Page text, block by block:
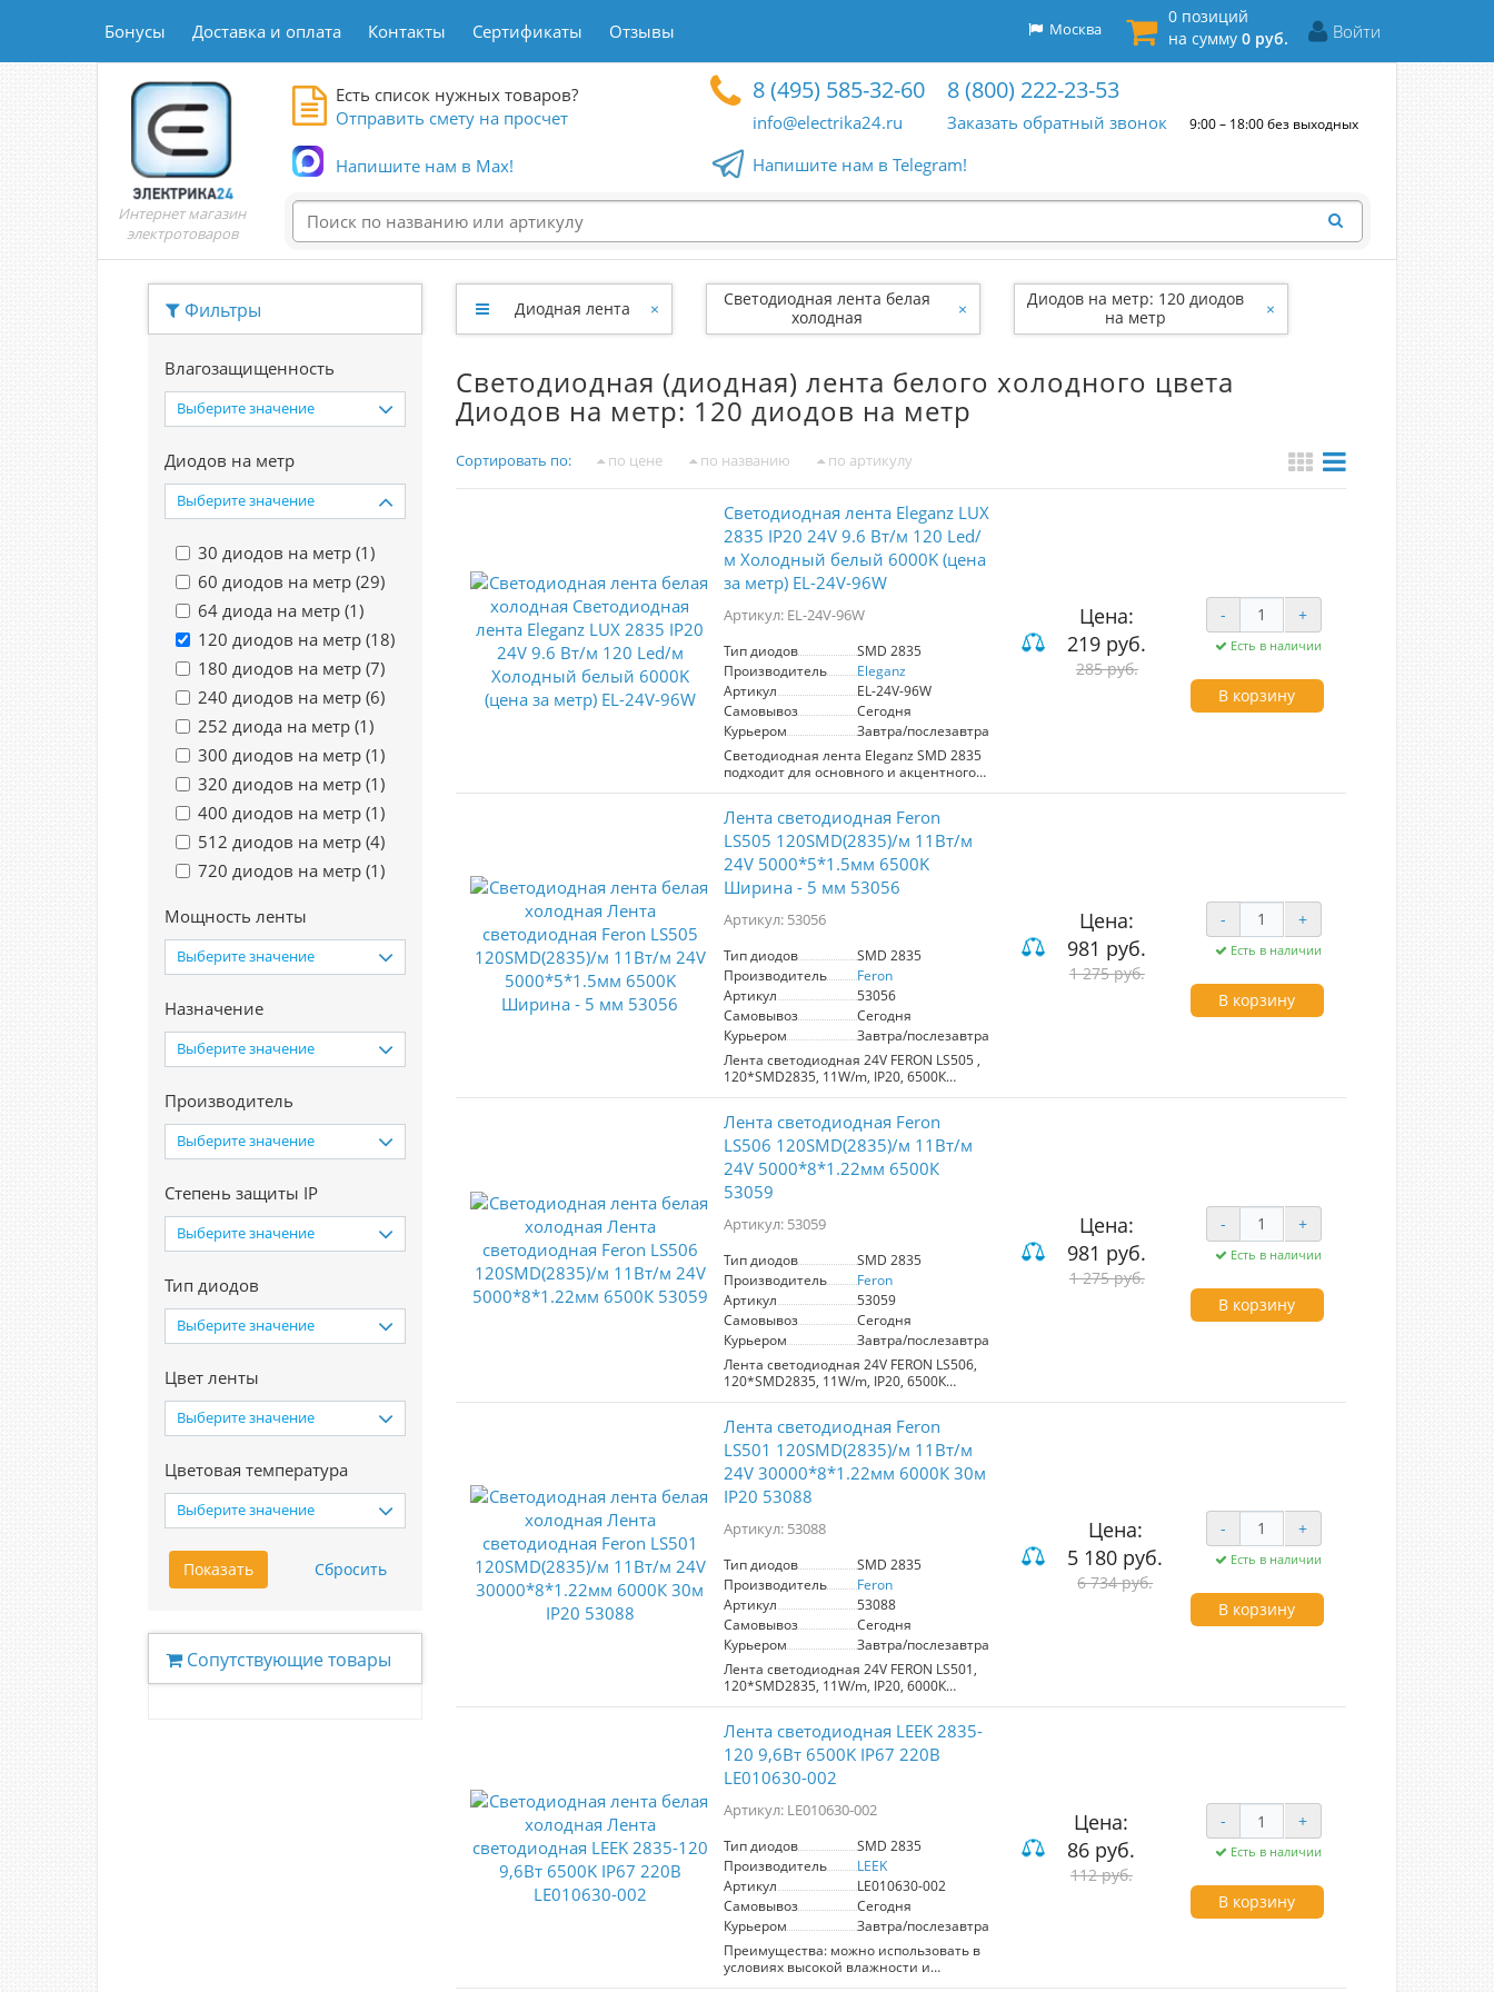
Бонусы Доставка и оплата Контакты Сертификаты Отзывы Войти
0 позиций
на сумму 0 руб.
Москва
Интернет магазин
электротоваров
Есть список нужных товаров?
Отправить смету на просчет
Напишите нам в Max!
8 (495) 585-32-60
info@electrika24.ru
8 (800) 222-23-53
Заказать обратный звонок 9:00 – 18:00 без выходных
Напишите нам в Telegram!
Фильтры
Влагозащищенность
Выберите значение
Диодов на метр
Выберите значение
30 диодов на метр (1)
60 диодов на метр (29)
64 диода на метр (1)
120 диодов на метр (18)
180 диодов на метр (7)
240 диодов на метр (6)
252 диода на метр (1)
300 диодов на метр (1)
320 диодов на метр (1)
400 диодов на метр (1)
512 диодов на метр (4)
720 диодов на метр (1)
Мощность ленты
Выберите значение
Назначение
Выберите значение
Производитель
Выберите значение
Степень защиты IP
Выберите значение
Тип диодов
Выберите значение
Цвет ленты
Выберите значение
Цветовая температура
Выберите значение
Сопутствующие товары
Диодная лента ×
Светодиодная лента белая
холодная
×
Диодов на метр: 120 диодов
на метр
×
Светодиодная (диодная) лента белого холодного цвета
Диодов на метр: 120 диодов на метр
Сортировать по: по цене по названию по артикулу
Светодиодная лента Eleganz LUX
2835 IP20 24V 9.6 Вт/м 120 Led/
м Холодный белый 6000K (цена
за метр) EL-24V-96W
Артикул: EL-24V-96W
Тип диодов
SMD 2835
Производитель
Eleganz
Артикул
EL-24V-96W
Самовывоз
Сегодня
Курьером
Завтра/послезавтра
Светодиодная лента Eleganz SMD 2835
подходит для основного и акцентного
освещения. Обладает высокой
метр и мощностью 9,6 Вт/м. Работает
на напряжении 24 В и имеет степень
защиты IP20, что делает её идеальной
для использования в помещениях.
Цветовая температура 6500K
Отличный выбор для создания
Цена:
219 руб.
285 руб.
- +
Есть в наличии
В корзину
Лента светодиодная Feron
LS505 120SMD(2835)/м 11Вт/м
24V 5000*5*1.5мм 6500K
Ширина - 5 мм 53056
Артикул: 53056
Тип диодов
SMD 2835
Производитель
Feron
Артикул
53056
Самовывоз
Сегодня
Курьером
Завтра/послезавтра
Лента светодиодная 24V FERON LS505 ,
120*SMD2835, 11W/m, IP20, 6500К
(белый холодный), Кратность резки мм
Цена:
981 руб.
1 275 руб.
- +
Есть в наличии
В корзину
Лента светодиодная Feron
LS506 120SMD(2835)/м 11Вт/м
24V 5000*8*1.22мм 6500К
53059
Артикул: 53059
Тип диодов
SMD 2835
Производитель
Feron
Артикул
53059
Самовывоз
Сегодня
Курьером
Завтра/послезавтра
Лента светодиодная 24V FERON LS506,
120*SMD2835, 11W/m, IP20, 6500К
(белый холодный), Кратность резки мм
Цена:
981 руб.
1 275 руб.
- +
Есть в наличии
В корзину
Лента светодиодная Feron
LS501 120SMD(2835)/м 11Вт/м
24V 30000*8*1.22мм 6000К 30м
IP20 53088
Артикул: 53088
Тип диодов
SMD 2835
Производитель
Feron
Артикул
53088
Самовывоз
Сегодня
Курьером
Завтра/послезавтра
Лента светодиодная 24V FERON LS501,
120*SMD2835, 11W/m, IP20, 6000К
(холодный белый), Кратность резки мм
Цена:
5 180 руб.
6 734 руб.
- +
Есть в наличии
В корзину
Лента светодиодная LEEK 2835-
120 9,6Вт 6500K IP67 220В
LE010630-002
Артикул: LE010630-002
Тип диодов
SMD 2835
Производитель
LEEK
Артикул
LE010630-002
Самовывоз
Сегодня
Курьером
Завтра/послезавтра
Преимущества: можно использовать в
условиях высокой влажности и
загрязнённости питается от сети
Цена:
86 руб.
112 руб.
- +
Есть в наличии
В корзину